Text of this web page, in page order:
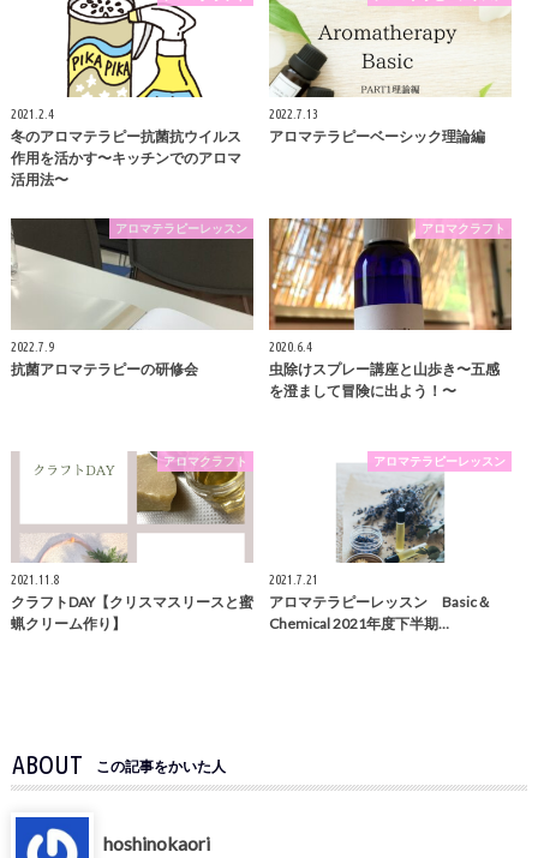
2021.2.4
冬のアロマテラピー抗菌抗ウイルス
作用を活かす〜キッチンでのアロマ
活用法〜
2022.7.13
アロマテラピーベーシック理論編
アロマテラピーレッスン
2022.7.9
抗菌アロマテラピーの研修会
アロマクラフト
2020.6.4
虫除けスプレー講座と山歩き〜五感
を澄まして冒険に出よう！〜
アロマクラフト
2021.11.8
クラフトDAY【クリスマスリースと蜜
蝋クリーム作り】
アロマテラピーレッスン
2021.7.21
アロマテラピーレッスン Basic＆
Chemical 2021年度下半期…
ABOUT この記事をかいた人
hoshinokaori